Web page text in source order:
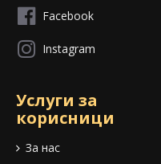
Facebook
Instagram
Услуги за
корисници
За нас